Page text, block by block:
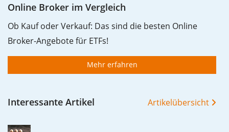
Online Broker im Vergleich
Ob Kauf oder Verkauf: Das sind die besten Online
Broker-Angebote für ETFs!
Mehr erfahren
Interessante Artikel Artikelübersicht